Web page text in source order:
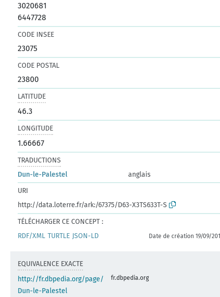
3020681
6447728
CODE INSEE
23075
CODE POSTAL
23800
LATITUDE
46.3
LONGITUDE
1.66667
TRADUCTIONS
Dun-le-Palestel
anglais
URI
http://data.loterre.fr/ark:/67375/D63-X3TS633T-S
TÉLÉCHARGER CE CONCEPT :
RDF/XML TURTLE JSON-LD Date de création 19/09/
EQUIVALENCE EXACTE
http://fr.dbpedia.org/page/
Dun-le-Palestel
fr.dbpedia.org